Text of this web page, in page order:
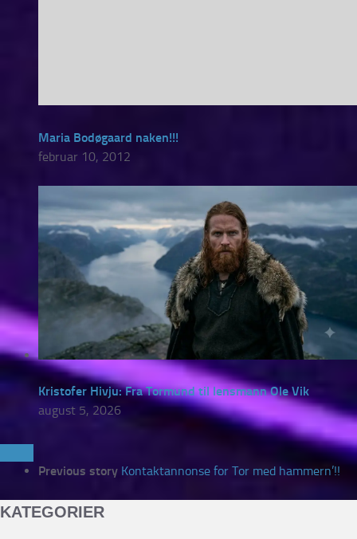
Maria Bodøgaard naken!!!
februar 10, 2012
Kristofer Hivju: Fra Tormund til lensmann Ole Vik
august 5, 2026
Previous story Kontaktannonse for Tor med hammern’!!
KATEGORIER